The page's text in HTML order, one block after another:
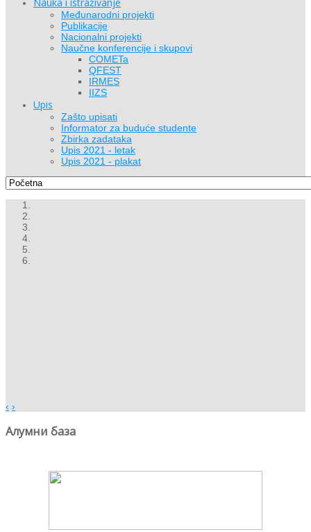
Međunarodni projekti
Publikacije
Nacionalni projekti
Naučne konferencije i skupovi
COMETa
QFEST
IRMES
IIZS
Upis
Zašto upisati
Informator za buduće studente
Zbirka zadataka
Upis 2021 - letak
Upis 2021 - plakat
‹ ›
Алумни база